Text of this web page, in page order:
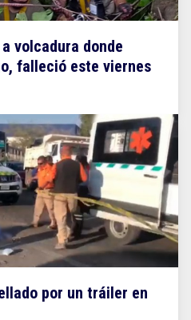
volcadura donde
falleció este viernes
por un tráiler en